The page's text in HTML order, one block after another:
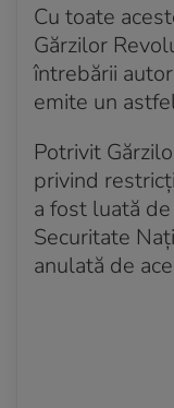
Cu toate
Gărzilor
întrebării
emite un
Potrivit
privind
a fost luată
Securitate
anulată de